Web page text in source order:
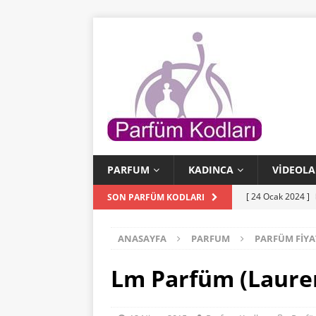
PARFUM KADINCA
SON PARFÜM KODLARI [ 24 Ocak 2024 ]
KODLARI
[ 23 Ocak 2024 ]
PARFÜM KODLARI
ANASAYFA PARFUM PARFÜM
Lm Parfüm